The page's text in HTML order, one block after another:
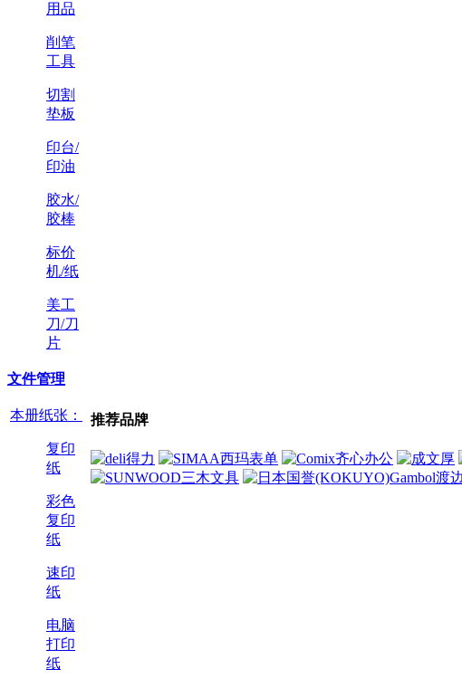
用品
削笔
工具
切割
垫板
印台/
印油
胶水/
胶棒
标价
机/纸
美工
刀/刀
片
文件管理
本册纸张：
复印
纸
彩色
复印
纸
速印
纸
电脑
打印
纸
推荐品牌